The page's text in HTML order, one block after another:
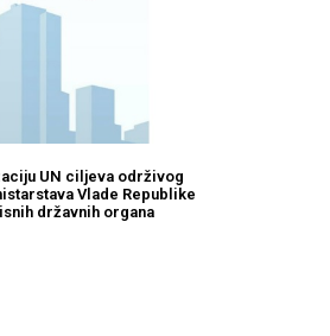
UN ciljeva održivog
Vlade Republike
državnih organa